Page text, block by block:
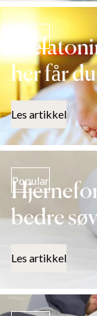
Popular
her får
Les artikkel
Popular
bedre
Les artikkel